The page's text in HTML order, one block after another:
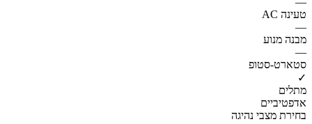
טעינה AC
—
מבנה מנוע
—
סטארט-סטופ
✓
מתלים
אדפטיביים
בחירת מצבי נהיגה